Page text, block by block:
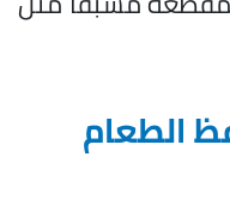
الطعام